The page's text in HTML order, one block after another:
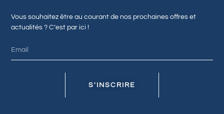
Vous souhaitez être au courant de nos prochaines offres et
actualités ? C’est par ici !
S'INSCRIRE